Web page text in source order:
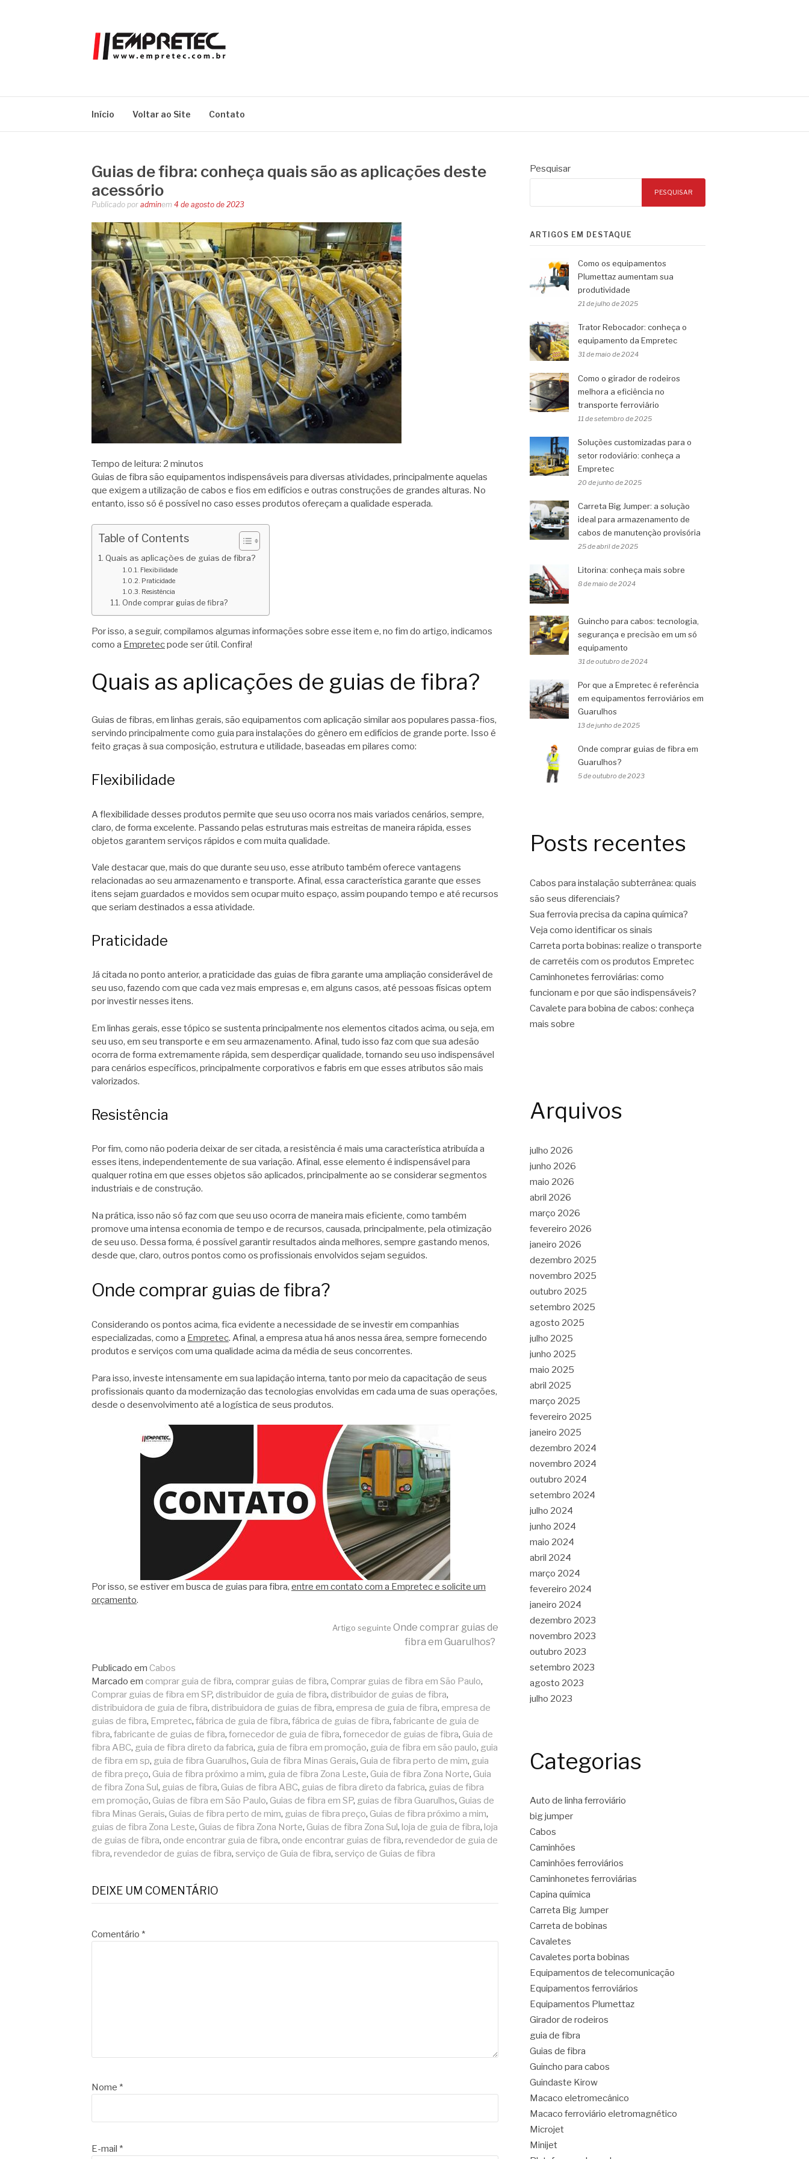
Início Voltar ao Site Contato
Guias de fibra: conheça quais são as aplicações deste
acessório
Publicado por adminem 4 de agosto de 2023
Tempo de leitura: 2 minutos
Guias de fibra são equipamentos indispensáveis para diversas atividades, principalmente aquelas
que exigem a utilização de cabos e fios em edifícios e outras construções de grandes alturas. No
entanto, isso só é possível no caso esses produtos ofereçam a qualidade esperada.
Table of Contents
Quais as aplicações de guias de fibra?
Flexibilidade
Praticidade
Resistência
Onde comprar guias de fibra?
Por isso, a seguir, compilamos algumas informações sobre esse item e, no fim do artigo, indicamos
como a Empretecpode ser útil. Confira!
Quais as aplicações de guias de fibra?
Guias de fibras, em linhas gerais, são equipamentos com aplicação similar aos populares passa-fios,
servindo principalmente como guia para instalações do gênero em edifícios de grande porte. Isso é
feito graças à sua composição, estrutura e utilidade, baseadas em pilares como:
Flexibilidade
A flexibilidade desses produtos permite que seu uso ocorra nos mais variados cenários, sempre,
claro, de forma excelente. Passando pelas estruturas mais estreitas de maneira rápida, esses
objetos garantem serviços rápidos e com muita qualidade.
Vale destacar que, mais do que durante seu uso, esse atributo também oferece vantagens
relacionadas ao seu armazenamento e transporte. Afinal, essa característica garante que esses
itens sejam guardados e movidos sem ocupar muito espaço, assim poupando tempo e até recursos
que seriam destinados a essa atividade.
Praticidade
Já citada no ponto anterior, a praticidade das guias de fibra garante uma ampliação considerável de
seu uso, fazendo com que cada vez mais empresas e, em alguns casos, até pessoas físicas optem
por investir nesses itens.
Em linhas gerais, esse tópico se sustenta principalmente nos elementos citados acima, ou seja, em
seu uso, em seu transporte e em seu armazenamento. Afinal, tudo isso faz com que sua adesão
ocorra de forma extremamente rápida, sem desperdiçar qualidade, tornando seu uso indispensável
para cenários específicos, principalmente corporativos e fabris em que esses atributos são mais
valorizados.
Resistência
Por fim, como não poderia deixar de ser citada, a resistência é mais uma característica atribuída a
esses itens, independentemente de sua variação. Afinal, esse elemento é indispensável para
qualquer rotina em que esses objetos são aplicados, principalmente ao se considerar segmentos
industriais e de construção.
Na prática, isso não só faz com que seu uso ocorra de maneira mais eficiente, como também
promove uma intensa economia de tempo e de recursos, causada, principalmente, pela otimização
de seu uso. Dessa forma, é possível garantir resultados ainda melhores, sempre gastando menos,
desde que, claro, outros pontos como os profissionais envolvidos sejam seguidos.
Onde comprar guias de fibra?
Considerando os pontos acima, fica evidente a necessidade de se investir em companhias
especializadas, como a Empretec. Afinal, a empresa atua há anos nessa área, sempre fornecendo
produtos e serviços com uma qualidade acima da média de seus concorrentes.
Para isso, investe intensamente em sua lapidação interna, tanto por meio da capacitação de seus
profissionais quanto da modernização das tecnologias envolvidas em cada uma de suas operações,
desde o desenvolvimento até a logística de seus produtos.
Por isso, se estiver em busca de guias para fibra, entre em contato com a Empretec e solicite um
orçamento.
lendo
Artigo seguinte Onde comprar guias de
fibra em Guarulhos?
Publicado em Cabos
Marcado em comprar guia de fibra, comprar guias de fibra, Comprar guias de fibra em São Paulo,
Comprar guias de fibra em SP, distribuidor de guia de fibra, distribuidor de guias de fibra,
distribuidora de guia de fibra, distribuidora de guias de fibra, empresa de guia de fibra, empresa de
guias de fibra, Empretec, fábrica de guia de fibra, fábrica de guias de fibra, fabricante de guia de
fibra, fabricante de guias de fibra, fornecedor de guia de fibra, fornecedor de guias de fibra, Guia de
fibra ABC, guia de fibra direto da fabrica, guia de fibra em promoção, guia de fibra em são paulo, guia
de fibra em sp, guia de fibra Guarulhos, Guia de fibra Minas Gerais, Guia de fibra perto de mim, guia
de fibra preço, Guia de fibra próximo a mim, guia de fibra Zona Leste, Guia de fibra Zona Norte, Guia
de fibra Zona Sul, guias de fibra, Guias de fibra ABC, guias de fibra direto da fabrica, guias de fibra
em promoção, Guias de fibra em São Paulo, Guias de fibra em SP, guias de fibra Guarulhos, Guias de
fibra Minas Gerais, Guias de fibra perto de mim, guias de fibra preço, Guias de fibra próximo a mim,
guias de fibra Zona Leste, Guias de fibra Zona Norte, Guias de fibra Zona Sul, loja de guia de fibra, loja
de guias de fibra, onde encontrar guia de fibra, onde encontrar guias de fibra, revendedor de guia de
fibra, revendedor de guias de fibra, serviço de Guia de fibra, serviço de Guias de fibra
DEIXE UM COMENTÁRIO
Comentário *
Nome *
E-mail *
Pesquisar
PESQUISAR
ARTIGOS EM DESTAQUE
Como os equipamentos
Plumettaz aumentam sua
produtividade
21 de julho de 2025
Trator Rebocador: conheça o
equipamento da Empretec
31 de maio de 2024
Como o girador de rodeiros
melhora a eficiência no
transporte ferroviário
11 de setembro de 2025
Soluções customizadas para o
setor rodoviário: conheça a
Empretec
20 de junho de 2025
Carreta Big Jumper: a solução
ideal para armazenamento de
cabos de manutenção provisória
25 de abril de 2025
Litorina: conheça mais sobre
8 de maio de 2024
Guincho para cabos: tecnologia,
segurança e precisão em um só
equipamento
31 de outubro de 2024
Por que a Empretec é referência
em equipamentos ferroviários em
Guarulhos
13 de junho de 2025
Onde comprar guias de fibra em
Guarulhos?
5 de outubro de 2023
Posts recentes
Cabos para instalação subterrânea: quais
são seus diferenciais?
Sua ferrovia precisa da capina química?
Veja como identificar os sinais
Carreta porta bobinas: realize o transporte
de carretéis com os produtos Empretec
Caminhonetes ferroviárias: como
funcionam e por que são indispensáveis?
Cavalete para bobina de cabos: conheça
mais sobre
Arquivos
julho 2026
junho 2026
maio 2026
abril 2026
março 2026
fevereiro 2026
janeiro 2026
dezembro 2025
novembro 2025
outubro 2025
setembro 2025
agosto 2025
julho 2025
junho 2025
maio 2025
abril 2025
março 2025
fevereiro 2025
janeiro 2025
dezembro 2024
novembro 2024
outubro 2024
setembro 2024
julho 2024
junho 2024
maio 2024
abril 2024
março 2024
fevereiro 2024
janeiro 2024
dezembro 2023
novembro 2023
outubro 2023
setembro 2023
agosto 2023
julho 2023
Categorias
Auto de linha ferroviário
big jumper
Cabos
Caminhões
Caminhões ferroviários
Caminhonetes ferroviárias
Capina química
Carreta Big Jumper
Carreta de bobinas
Cavaletes
Cavaletes porta bobinas
Equipamentos de telecomunicação
Equipamentos ferroviários
Equipamentos Plumettaz
Girador de rodeiros
guia de fibra
Guias de fibra
Guincho para cabos
Guindaste Kirow
Macaco eletromecânico
Macaco ferroviário eletromagnético
Microjet
Minijet